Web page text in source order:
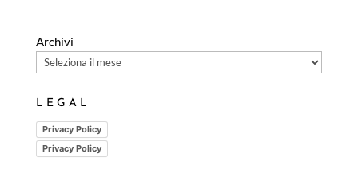
Archivi
LEGAL
Privacy Policy
Privacy Policy